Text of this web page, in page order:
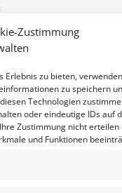
Zustimmung
Erlebnis zu bieten,
zu speichern
Technologien
oder eindeutige IDs auf
Zustimmung nicht erteilen
und Funktionen
übernimmt
von
F5.6-8 OSS:
<br /> für das Alpha-
Darren Almond –